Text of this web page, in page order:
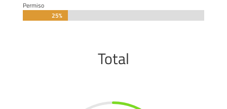
Permiso
25%
25%
Total